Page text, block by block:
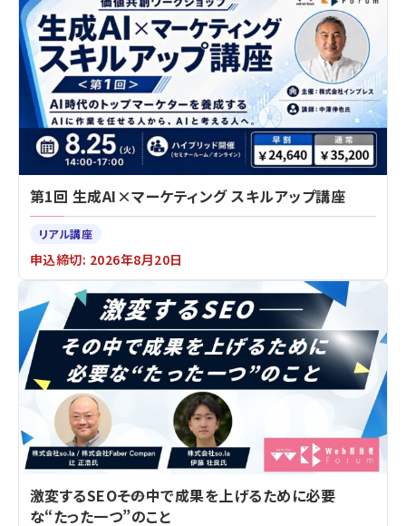
第1回 生成AI×マーケティング スキルアップ講座
リアル講座
申込締切: 2026年8月20日
激変するSEO――その中で成果を上げるために必要
な“たった一つ”のこと